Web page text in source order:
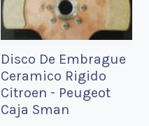
Disco De Embrague
Ceramico Rigido
Citroen - Peugeot
Caja Sman